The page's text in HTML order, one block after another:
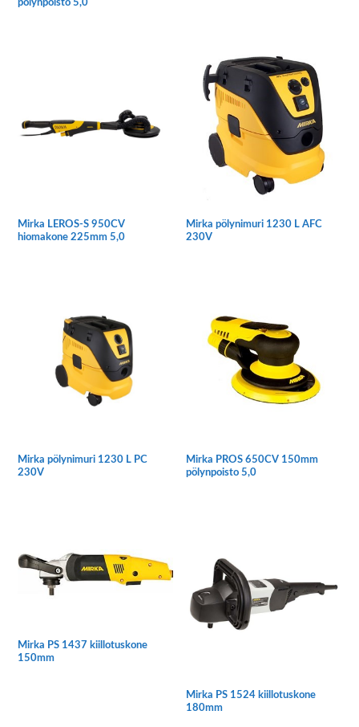
Mirka LEROS-S 950CV
hiomakone 225mm 5,0
Mirka pölynimuri 1230 L AFC
230V
Mirka pölynimuri 1230 L PC
230V
Mirka PROS 650CV 150mm
pölynpoisto 5,0
Mirka PS 1437 kiillotuskone
150mm
Mirka PS 1524 kiillotuskone
180mm